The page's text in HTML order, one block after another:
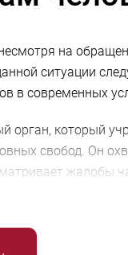
на
ситуации
в современных
орган, который
свобод. Он
жалобы
Европейской
и в силу